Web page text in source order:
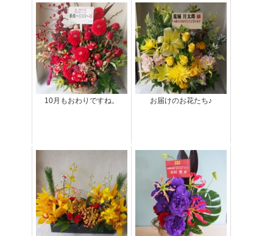
10月もおわりですね。 お届けのお花たち♪